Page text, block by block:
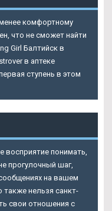
комфортному
что не сможет найти
Girl Балтийскв
в аптеке
ступень в этом
восприятие понимать,
прогулочный шаг,
на вашем
нельзя санкт-
свои отношения с